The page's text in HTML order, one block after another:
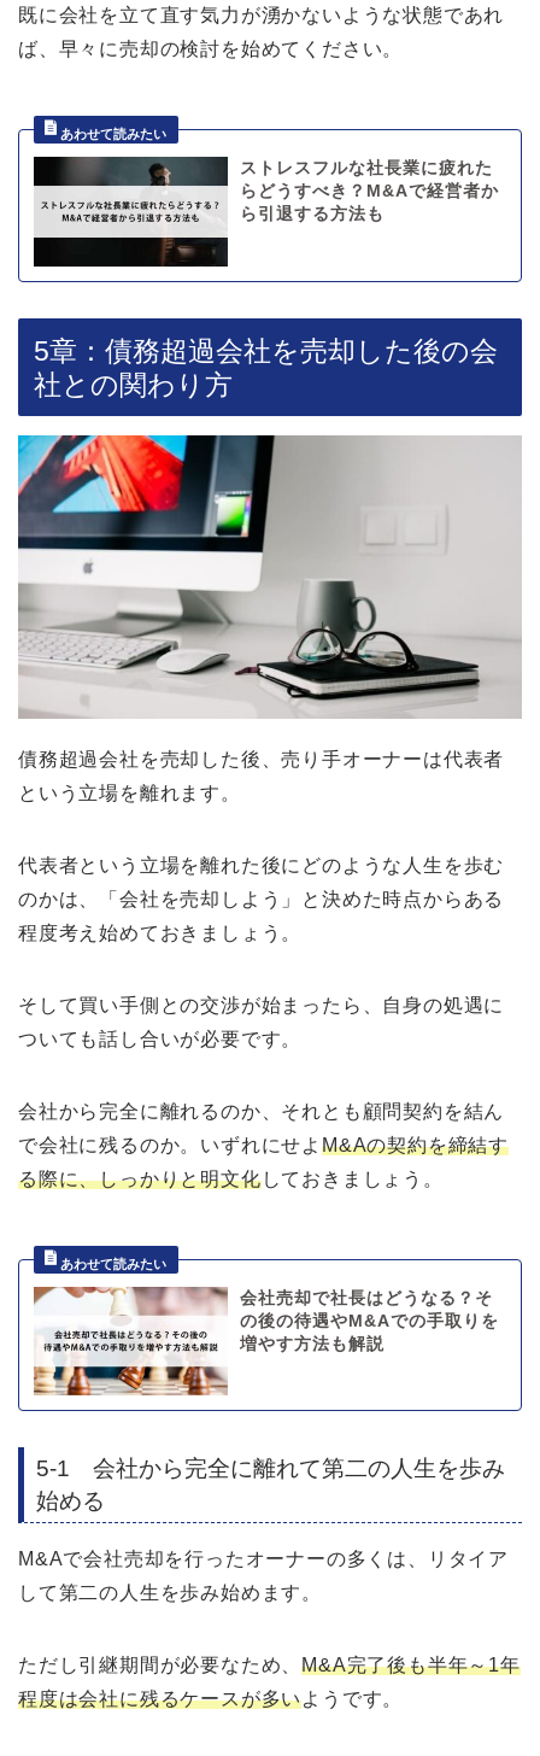
既に会社を立て直す気力が湧かないような状態であれ
ば、早々に売却の検討を始めてください。
ストレスフルな社長業に疲れた
らどうすべき？M&Aで経営者か
ら引退する方法も
5章：債務超過会社を売却した後の会
社との関わり方
債務超過会社を売却した後、売り手オーナーは代表者
という立場を離れます。
代表者という立場を離れた後にどのような人生を歩む
のかは、「会社を売却しよう」と決めた時点からある
程度考え始めておきましょう。
そして買い手側との交渉が始まったら、自身の処遇に
ついても話し合いが必要です。
会社から完全に離れるのか、それとも顧問契約を結ん
で会社に残るのか。いずれにせよM&Aの契約を締結す
る際に、しっかりと明文化しておきましょう。
会社売却で社長はどうなる？そ
の後の待遇やM&Aでの手取りを
増やす方法も解説
5-1 会社から完全に離れて第二の人生を歩み
始める
M&Aで会社売却を行ったオーナーの多くは、リタイア
して第二の人生を歩み始めます。
ただし引継期間が必要なため、M&A完了後も半年～1年
程度は会社に残るケースが多いようです。